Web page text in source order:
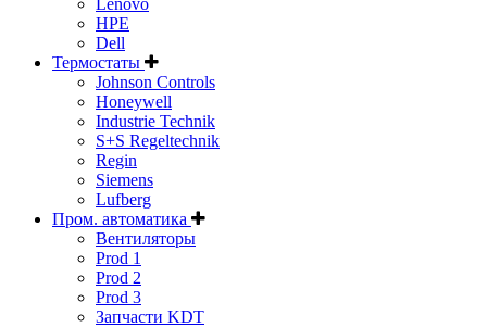
HPE
Dell
Термостаты
Johnson Controls
Honeywell
Industrie Technik
S+S Regeltechnik
Regin
Siemens
Lufberg
Пром. автоматика
Вентиляторы
Prod 1
Prod 2
Prod 3
Запчасти KDT